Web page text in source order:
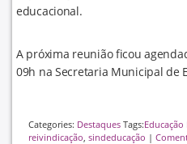
educacional.
A próxima reunião ficou
09h na Secretaria Municipal de
Categories: Destaques Tags:
reivindicação, sindeducação |